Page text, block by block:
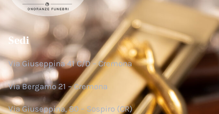
Sedi
Via Giuseppina 41 C/D – Cremona
Via Bergamo 21 – Cremona
Via Giuseppina, 80 – Sospiro (CR)